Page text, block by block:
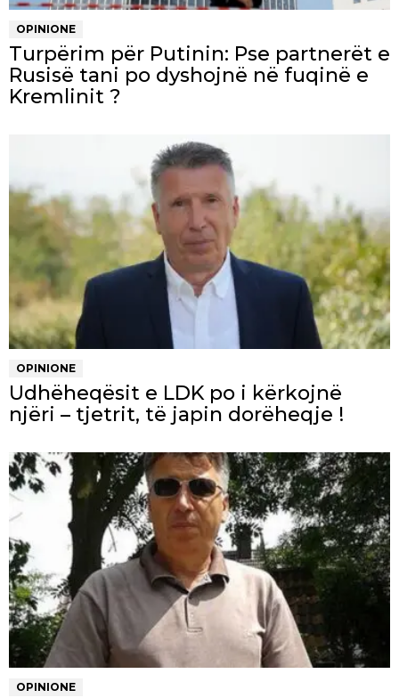
OPINIONE
Turpërim për Putinin: Pse partnerët e
Rusisë tani po dyshojnë në fuqinë e
Kremlinit ?
OPINIONE
Udhëheqësit e LDK po i kërkojnë
njëri – tjetrit, të japin dorëheqje !
OPINIONE